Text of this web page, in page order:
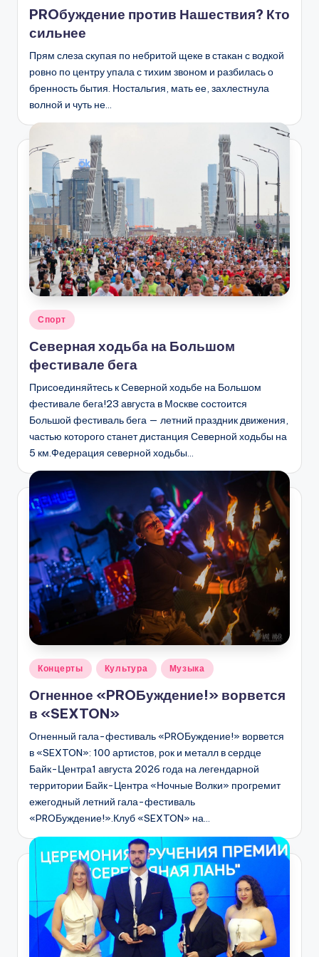
PROбуждение против Нашествия? Кто
сильнее
Прям слеза скупая по небритой щеке в стакан с водкой
ровно по центру упала с тихим звоном и разбилась о
бренность бытия. Ностальгия, мать ее, захлестнула
волной и чуть не…
Опубликовано
Спорт
Северная ходьба на Большом
фестивале бега
Присоединяйтесь к Северной ходьбе на Большом
фестивале бега!23 августа в Москве состоится
Большой фестиваль бега — летний праздник движения,
частью которого станет дистанция Северной ходьбы на
5 км.Федерация северной ходьбы…
Опубликовано
Концерты Культура Музыка
Огненное «PROБуждение!» ворвется
в «SEXTON»
Огненный гала-фестиваль «PROБуждение!» ворвется
в «SEXTON»: 100 артистов, рок и металл в сердце
Байк-Центра1 августа 2026 года на легендарной
территории Байк-Центра «Ночные Волки» прогремит
ежегодный летний гала-фестиваль
«PROБуждение!».Клуб «SEXTON» на…